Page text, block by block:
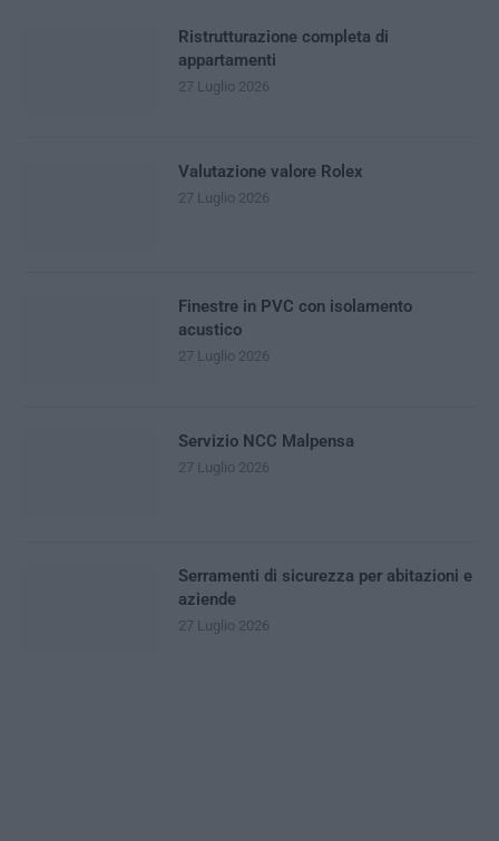
Ristrutturazione completa di
appartamenti
27 Luglio 2026
Valutazione valore Rolex
27 Luglio 2026
Finestre in PVC con isolamento
acustico
27 Luglio 2026
Servizio NCC Malpensa
27 Luglio 2026
Serramenti di sicurezza per abitazioni e
aziende
27 Luglio 2026